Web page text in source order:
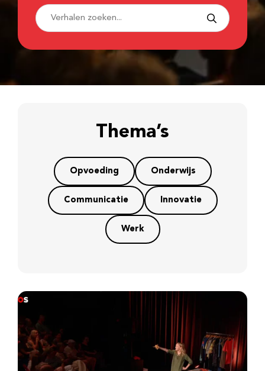
Thema’s
Opvoeding Onderwijs
Communicatie Innovatie
Werk